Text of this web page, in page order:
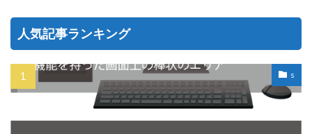
人気記事ランキング
s